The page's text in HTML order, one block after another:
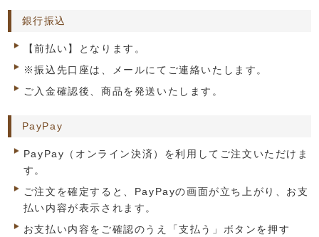
銀行振込
【前払い】となります。
※振込先口座は、メールにてご連絡いたします。
ご入金確認後、商品を発送いたします。
PayPay
PayPay（オンライン決済）を利用してご注文いただけま
す。
ご注文を確定すると、PayPayの画面が立ち上がり、お支
払い内容が表示されます。
お支払い内容をご確認のうえ「支払う」ボタンを押す